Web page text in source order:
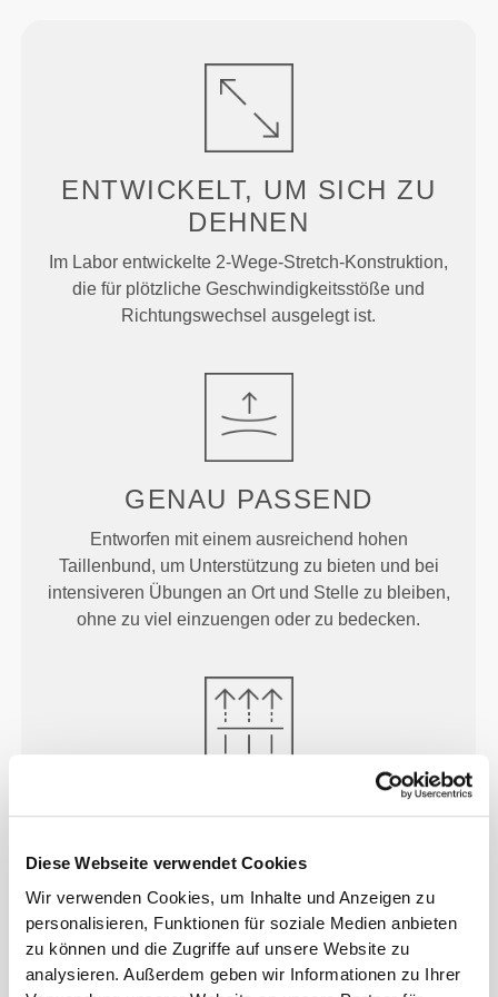
Diese Webseite verwendet Cookies
Wir verwenden Cookies, um Inhalte und Anzeigen zu
personalisieren, Funktionen für soziale Medien anbieten
zu können und die Zugriffe auf unsere Website zu
analysieren. Außerdem geben wir Informationen zu Ihrer
ENTWICKELT, UM SICH ZU
DEHNEN
Im Labor entwickelte 2-Wege-Stretch-Konstruktion,
die für plötzliche Geschwindigkeitsstöße und
Richtungswechsel ausgelegt ist.
GENAU PASSEND
Entworfen mit einem ausreichend hohen
Taillenbund, um Unterstützung zu bieten und bei
intensiveren Übungen an Ort und Stelle zu bleiben,
ohne zu viel einzuengen oder zu bedecken.
DAS AUGE
Unsere Kleidungsstücke werden aus einem schnell
trocknenden Stoff hergestellt, damit du während
deines Trainings oder Laufens leichter, frischer und
bequemer bleibst.